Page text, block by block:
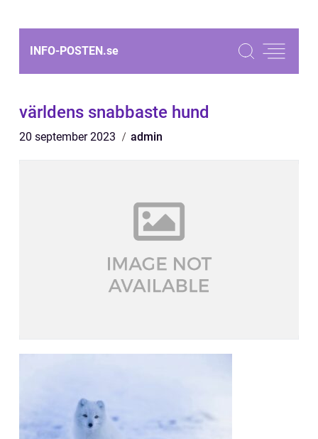
INFO-POSTEN.se
världens snabbaste hund
20 september 2023 admin